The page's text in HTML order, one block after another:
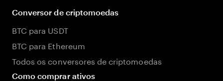
Conversor de criptomoedas
BTC para USDT
BTC para Ethereum
Todos os conversores de criptomoedas
Como comprar ativos